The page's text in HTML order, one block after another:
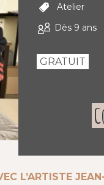
Atelier
Dès 9 ans
GRATUIT
L’ARTISTE